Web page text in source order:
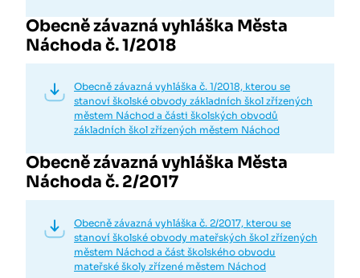
Obecně závazná vyhláška Města
Náchoda č. 1/2018
Obecně závazná vyhláška č. 1/2018, kterou se
stanoví školské obvody základních škol zřízených
městem Náchod a části školských obvodů
základních škol zřízených městem Náchod
Obecně závazná vyhláška Města
Náchoda č. 2/2017
Obecně závazná vyhláška č. 2/2017, kterou se
stanoví školské obvody mateřských škol zřízených
městem Náchod a část školského obvodu
mateřské školy zřízené městem Náchod